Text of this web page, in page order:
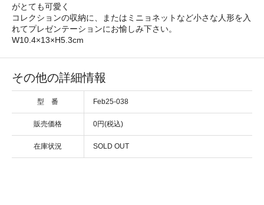
がとても可愛く
コレクションの収納に、またはミニョネットなど小さな人形を入
れてプレゼンテーションにお愉しみ下さい。
W10.4×13×H5.3cm
その他の詳細情報
型 番 Feb25-038
販売価格 0円(税込)
在庫状況 SOLD OUT